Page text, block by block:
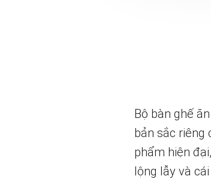
Bộ bàn ghế
bản sắc riêng
phẩm hiện
lộng lẫy và